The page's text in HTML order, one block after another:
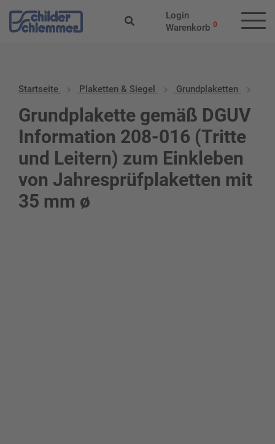
Login
Warenkorb 0
Startseite Plaketten & Siegel Grundplaketten
Grundplakette gemäß DGUV
Information 208-016 (Tritte
und Leitern) zum Einkleben
von Jahresprüfplaketten mit
35 mm ø